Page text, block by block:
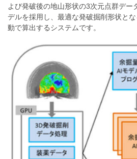
よび発破後の地山形状の3次元点群デー
デルを採用し、最適な発破掘削形状と
動で算出するシステムです。